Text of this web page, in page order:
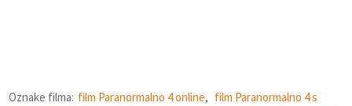
Oznake filma: film Paranormalno 4 online, film Paranormalno 4 s